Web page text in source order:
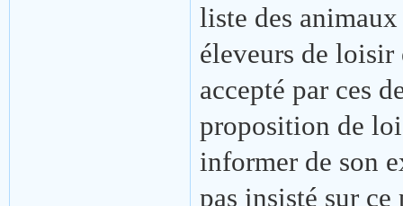
liste des
éleveurs de
accepté par ces
proposition de
informer de son
pas insisté sur